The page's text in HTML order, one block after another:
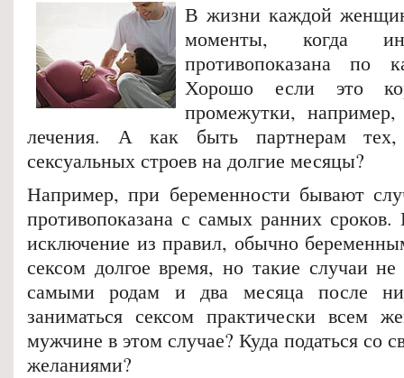
В жизни каждой
моменты, когда
противопоказана по
Хорошо если это
промежутки,
лечения. А как быть партнерам
сексуальных строев на долгие месяцы?
Например, при беременности бывают
противопоказана с самых ранних сроков.
исключение из правил, обычно
сексом долгое время, но такие случаи
самыми родам и два месяца после
заниматься сексом практически всем
мужчине в этом случае? Куда податься со
желаниями?